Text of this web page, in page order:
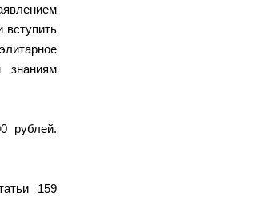
знаниям
рублей.
159